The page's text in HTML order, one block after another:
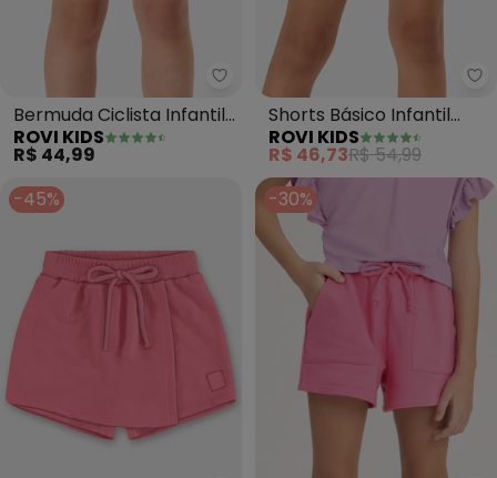
Rovi Kids - Bermuda Ciclista
Bermuda Ciclista Infantil
Feminina (Rosa)
ROVI KIDS
R$ 44,99
Shorts Básico Infantil
Feminino (Rosa)
ROVI KIDS
R$ 46,73R$ 54,99
-45%
-30%